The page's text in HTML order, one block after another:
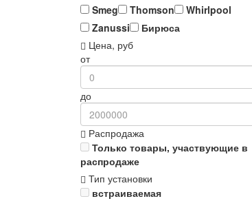
Smeg
Thomson
Whirlpool
Zanussi
Бирюса
Цена, руб
от
до
Распродажа
Только товары, участвующие в
распродаже
Тип установки
встраиваемая